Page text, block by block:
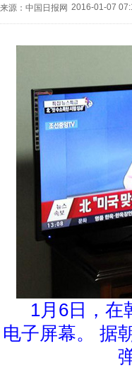
来源：中国日报网 2016-01-07
1月6日，在
电子屏幕。 据